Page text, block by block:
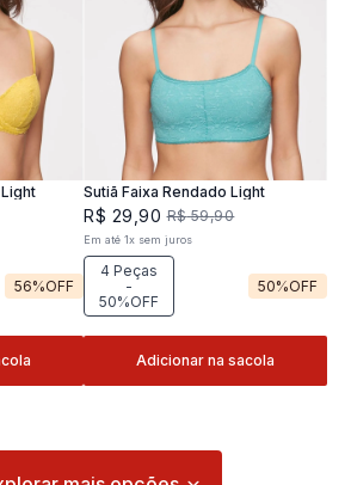
56%OFF
Sutiã Faixa Rendado Light
R$ 29 ,90 R$ 59,90
Em até 1x sem juros
4 Peças
-
50%OFF
50%OFF
Adicionar na sacola